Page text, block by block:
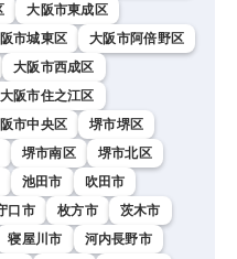
大阪市東成区
市城東区
大阪市阿倍野区
大阪市西成区
大阪市住之江区
市中央区
堺市堺区
堺市南区
堺市北区
池田市
吹田市
口市 枚方市
茨木市
寝屋川市 河内長野市